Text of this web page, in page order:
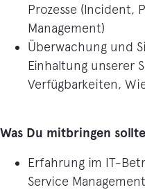
Prozesse (Incident,
Management)
Überwachung und
Einhaltung unserer
Verfügbarkeiten,
Was Du mitbringen
Erfahrung im IT-
Service Management